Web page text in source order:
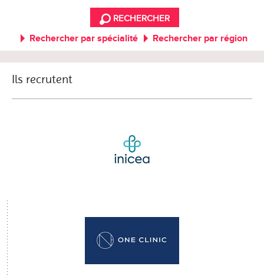
RECHERCHER
Rechercher par spécialité Rechercher par région
Ils recrutent